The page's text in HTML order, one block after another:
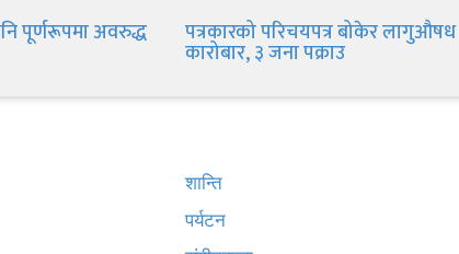
पूर्णरूपमा अवरुद्ध पत्रकारको परिचयपत्र बोकेर लागुऔषध
कारोबार, ३ जना पक्राउ
शान्ति
पर्यटन